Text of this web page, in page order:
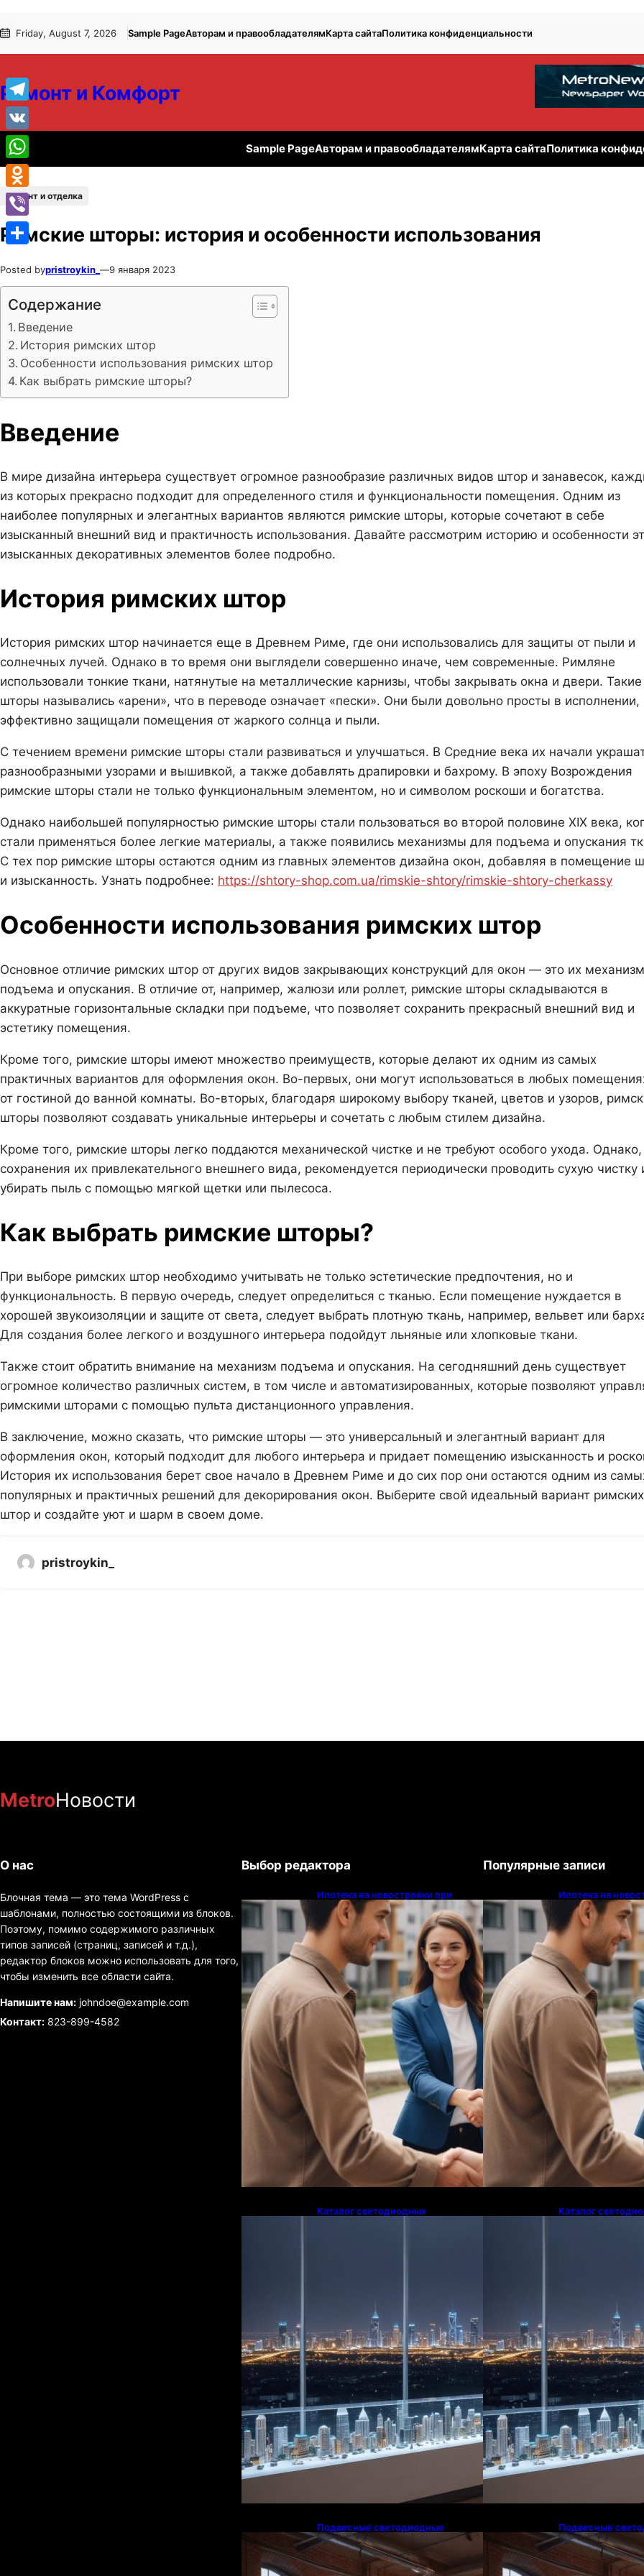
к
к
Friday, August 7, 2026 Sample PageАвторам и правообладателямКарта сайтаПолитика конфиденциальности
Ремонт и Комфорт
Sample PageАвторам и правообладателямКарта сайтаПолитика
Ремонт и отделка
Римские шторы: история и особенности использования
Posted bypristroykin_ —9 января 2023
Содержание
Введение
История римских штор
Особенности использования римских штор
Как выбрать римские шторы?
Введение
В мире дизайна интерьера существует огромное разнообразие различных видов штор и занавесок,
из которых прекрасно подходит для определенного стиля и функциональности помещения. Одним из
наиболее популярных и элегантных вариантов являются римские шторы, которые сочетают в себе
изысканный внешний вид и практичность использования. Давайте рассмотрим историю и особенности
изысканных декоративных элементов более подробно.
История римских штор
История римских штор начинается еще в Древнем Риме, где они использовались для защиты от пыли и
солнечных лучей. Однако в то время они выглядели совершенно иначе, чем современные. Римляне
использовали тонкие ткани, натянутые на металлические карнизы, чтобы закрывать окна и двери. Такие
шторы назывались «арени», что в переводе означает «пески». Они были довольно просты в исполнении,
эффективно защищали помещения от жаркого солнца и пыли.
С течением времени римские шторы стали развиваться и улучшаться. В Средние века их начали
разнообразными узорами и вышивкой, а также добавлять драпировки и бахрому. В эпоху Возрождения
римские шторы стали не только функциональным элементом, но и символом роскоши и богатства.
Однако наибольшей популярностью римские шторы стали пользоваться во второй половине XIX века,
стали применяться более легкие материалы, а также появились механизмы для подъема и опускания
С тех пор римские шторы остаются одним из главных элементов дизайна окон, добавляя в помещение
и изысканность. Узнать подробнее: https://shtory-shop.com.ua/rimskie-shtory/rimskie-shtory-cherkassy
Особенности использования римских штор
Основное отличие римских штор от других видов закрывающих конструкций для окон — это их механизм
подъема и опускания. В отличие от, например, жалюзи или роллет, римские шторы складываются в
аккуратные горизонтальные складки при подъеме, что позволяет сохранить прекрасный внешний вид и
эстетику помещения.
Кроме того, римские шторы имеют множество преимуществ, которые делают их одним из самых
практичных вариантов для оформления окон. Во-первых, они могут использоваться в любых
от гостиной до ванной комнаты. Во-вторых, благодаря широкому выбору тканей, цветов и узоров,
шторы позволяют создавать уникальные интерьеры и сочетать с любым стилем дизайна.
Кроме того, римские шторы легко поддаются механической чистке и не требуют особого ухода.
сохранения их привлекательного внешнего вида, рекомендуется периодически проводить сухую чистку
убирать пыль с помощью мягкой щетки или пылесоса.
Как выбрать римские шторы?
При выборе римских штор необходимо учитывать не только эстетические предпочтения, но и
функциональность. В первую очередь, следует определиться с тканью. Если помещение нуждается в
хорошей звукоизоляции и защите от света, следует выбрать плотную ткань, например, вельвет или
Для создания более легкого и воздушного интерьера подойдут льняные или хлопковые ткани.
Также стоит обратить внимание на механизм подъема и опускания. На сегодняшний день существует
огромное количество различных систем, в том числе и автоматизированных, которые позволяют
римскими шторами с помощью пульта дистанционного управления.
В заключение, можно сказать, что римские шторы — это универсальный и элегантный вариант для
оформления окон, который подходит для любого интерьера и придает помещению изысканность и
История их использования берет свое начало в Древнем Риме и до сих пор они остаются одним из
популярных и практичных решений для декорирования окон. Выберите свой идеальный вариант римских
штор и создайте уют и шарм в своем доме.
pristroykin_
MetroНовости
О нас
Блочная тема — это тема WordPress с
шаблонами, полностью состоящими из блоков.
Поэтому, помимо содержимого различных
типов записей (страниц, записей и т.д.),
редактор блоков можно использовать для того,
чтобы изменить все области сайта.
Напишите нам: johndoe@example.com
Контакт: 823-899-4582
Выбор редактора
Ипотека на новостройки при
оформлении напрямую у
застройщика
Каталог светодиодных
Подвесные светодиодные
светильники на тросе
Популярные записи
Ипотека на
оформлении
застройщика
Каталог
Подвесные
светильники на
Telegram
VK
WhatsApp
Odnoklassniki
Viber